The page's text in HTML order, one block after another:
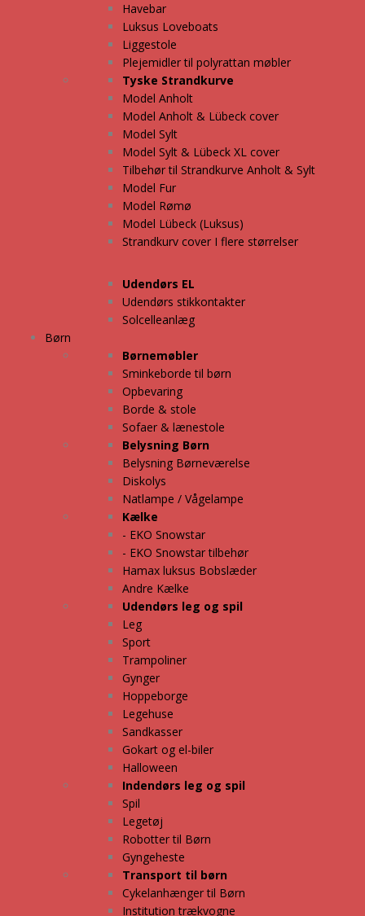
Havebar
Luksus Loveboats
Liggestole
Plejemidler til polyrattan møbler
Tyske Strandkurve
Model Anholt
Model Anholt & Lübeck cover
Model Sylt
Model Sylt & Lübeck XL cover
Tilbehør til Strandkurve Anholt & Sylt
Model Fur
Model Rømø
Model Lübeck (Luksus)
Strandkurv cover I flere størrelser
Udendørs EL
Udendørs stikkontakter
Solcelleanlæg
Børn
Børnemøbler
Sminkeborde til børn
Opbevaring
Borde & stole
Sofaer & lænestole
Belysning Børn
Belysning Børneværelse
Diskolys
Natlampe / Vågelampe
Kælke
- EKO Snowstar
- EKO Snowstar tilbehør
Hamax luksus Bobslæder
Andre Kælke
Udendørs leg og spil
Leg
Sport
Trampoliner
Gynger
Hoppeborge
Legehuse
Sandkasser
Gokart og el-biler
Halloween
Indendørs leg og spil
Spil
Legetøj
Robotter til Børn
Gyngeheste
Transport til børn
Cykelanhænger til Børn
Institution trækvogne